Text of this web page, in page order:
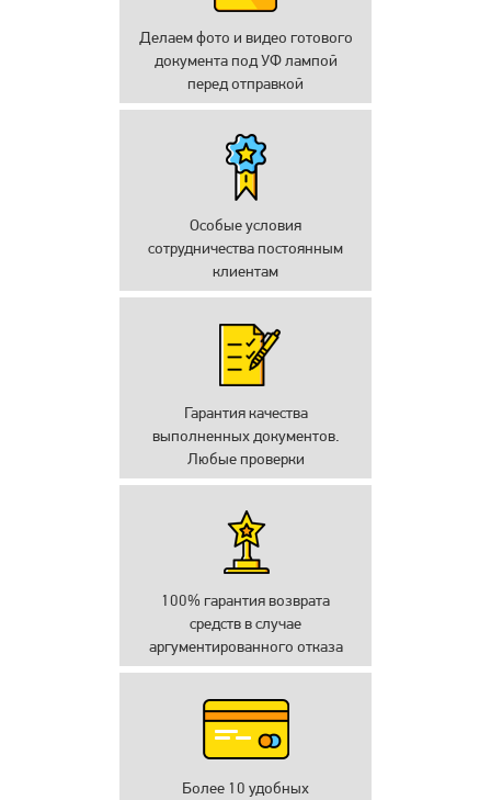
Делаем фото и видео готового
документа под УФ лампой
перед отправкой
Особые условия
сотрудничества постоянным
клиентам
Гарантия качества
выполненных документов.
Любые проверки
100% гарантия возврата
средств в случае
аргументированного отказа
Более 10 удобных